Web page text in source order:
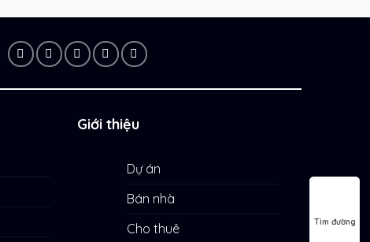
Giới thiệu
Dự án
Bán nhà
Cho thuê
Tìm đường